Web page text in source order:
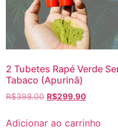
2 Tubetes Rapé Verde
Tabaco (Apurinã)
R$398.00 R$299.90
Adicionar ao carrinho